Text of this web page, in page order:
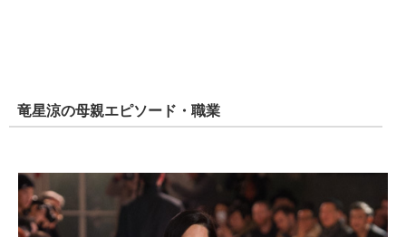
竜星涼の母親エピソード・職業